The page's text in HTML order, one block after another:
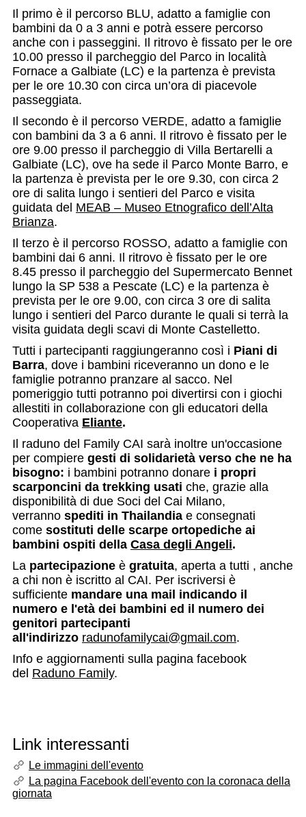
Il primo è il percorso BLU, adatto a famiglie con
bambini da 0 a 3 anni e potrà essere percorso
anche con i passeggini. Il ritrovo è fissato per le ore
10.00 presso il parcheggio del Parco in località
Fornace a Galbiate (LC) e la partenza è prevista
per le ore 10.30 con circa un’ora di piacevole
passeggiata.
Il secondo è il percorso VERDE, adatto a famiglie
con bambini da 3 a 6 anni. Il ritrovo è fissato per le
ore 9.00 presso il parcheggio di Villa Bertarelli a
Galbiate (LC), ove ha sede il Parco Monte Barro, e
la partenza è prevista per le ore 9.30, con circa 2
ore di salita lungo i sentieri del Parco e visita
guidata del MEAB – Museo Etnografico dell’Alta
Brianza.
Il terzo è il percorso ROSSO, adatto a famiglie con
bambini dai 6 anni. Il ritrovo è fissato per le ore
8.45 presso il parcheggio del Supermercato Bennet
lungo la SP 538 a Pescate (LC) e la partenza è
prevista per le ore 9.00, con circa 3 ore di salita
lungo i sentieri del Parco durante le quali si terrà la
visita guidata degli scavi di Monte Castelletto.
Tutti i partecipanti raggiungeranno così i Piani di
Barra, dove i bambini riceveranno un dono e le
famiglie potranno pranzare al sacco. Nel
pomeriggio tutti potranno poi divertirsi con i giochi
allestiti in collaborazione con gli educatori della
Cooperativa Eliante.
Il raduno del Family CAI sarà inoltre un'occasione
per compiere gesti di solidarietà verso che ne ha
bisogno: i bambini potranno donare i propri
scarponcini da trekking usati che, grazie alla
disponibilità di due Soci del Cai Milano,
verranno spediti in Thailandia e consegnati
come sostituti delle scarpe ortopediche ai
bambini ospiti della Casa degli Angeli.
La partecipazione è gratuita, aperta a tutti , anche
a chi non è iscritto al CAI. Per iscriversi è
sufficiente mandare una mail indicando il
numero e l'età dei bambini ed il numero dei
genitori partecipanti
all'indirizzo radunofamilycai@gmail.com.
Info e aggiornamenti sulla pagina facebook
del Raduno Family.
Link interessanti
Le immagini dell'evento
La pagina Facebook dell'evento con la coronaca della
giornata